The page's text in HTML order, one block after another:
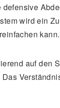
wird ein
kann.
auf den